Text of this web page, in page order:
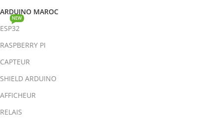
ARDUINO MAROC
ESP32
NEW
RASPBERRY PI
CAPTEUR
SHIELD ARDUINO
AFFICHEUR
RELAIS